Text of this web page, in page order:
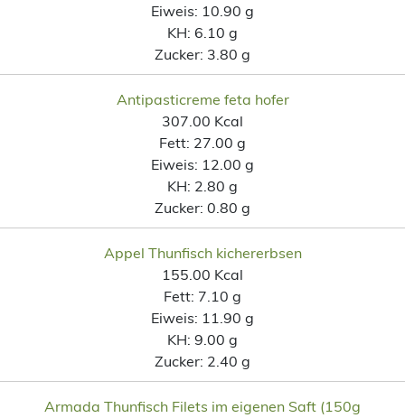
Eiweis: 10.90 g
KH: 6.10 g
Zucker: 3.80 g
Antipasticreme feta hofer
307.00 Kcal
Fett: 27.00 g
Eiweis: 12.00 g
KH: 2.80 g
Zucker: 0.80 g
Appel Thunfisch kichererbsen
155.00 Kcal
Fett: 7.10 g
Eiweis: 11.90 g
KH: 9.00 g
Zucker: 2.40 g
Armada Thunfisch Filets im eigenen Saft (150g